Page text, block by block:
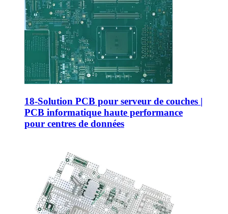
18-Solution PCB pour serveur de couches |
PCB informatique haute performance
pour centres de données